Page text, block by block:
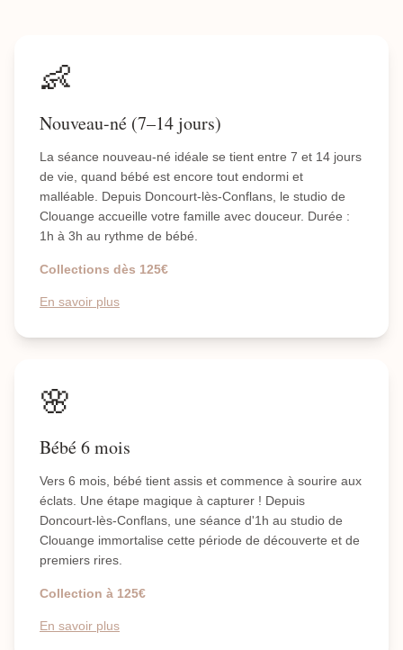
👶
Nouveau-né (7–14 jours)
La séance nouveau-né idéale se tient entre 7 et 14 jours
de vie, quand bébé est encore tout endormi et
malléable. Depuis Doncourt-lès-Conflans, le studio de
Clouange accueille votre famille avec douceur. Durée :
1h à 3h au rythme de bébé.
Collections dès 125€
En savoir plus
🌸
Bébé 6 mois
Vers 6 mois, bébé tient assis et commence à sourire aux
éclats. Une étape magique à capturer ! Depuis
Doncourt-lès-Conflans, une séance d'1h au studio de
Clouange immortalise cette période de découverte et de
premiers rires.
Collection à 125€
En savoir plus